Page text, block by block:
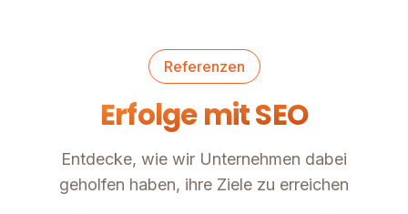
Referenzen
Erfolge mit SEO
Entdecke, wie wir Unternehmen dabei
geholfen haben, ihre Ziele zu erreichen